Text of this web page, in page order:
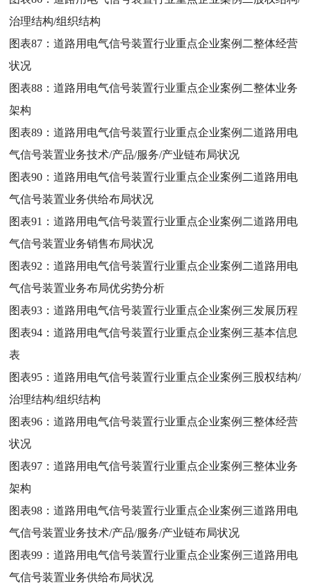
治理结构/组织结构
图表87：道路用电气信号装置行业重点企业案例二整体经营
状况
图表88：道路用电气信号装置行业重点企业案例二整体业务
架构
图表89：道路用电气信号装置行业重点企业案例二道路用电
气信号装置业务技术/产品/服务/产业链布局状况
图表90：道路用电气信号装置行业重点企业案例二道路用电
气信号装置业务供给布局状况
图表91：道路用电气信号装置行业重点企业案例二道路用电
气信号装置业务销售布局状况
图表92：道路用电气信号装置行业重点企业案例二道路用电
气信号装置业务布局优劣势分析
图表93：道路用电气信号装置行业重点企业案例三发展历程
图表94：道路用电气信号装置行业重点企业案例三基本信息
表
图表95：道路用电气信号装置行业重点企业案例三股权结构/
治理结构/组织结构
图表96：道路用电气信号装置行业重点企业案例三整体经营
状况
图表97：道路用电气信号装置行业重点企业案例三整体业务
架构
图表98：道路用电气信号装置行业重点企业案例三道路用电
气信号装置业务技术/产品/服务/产业链布局状况
图表99：道路用电气信号装置行业重点企业案例三道路用电
气信号装置业务供给布局状况